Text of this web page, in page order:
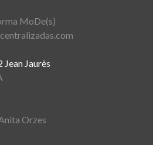
MoDe(s)
Jean Jaurès
Orzes